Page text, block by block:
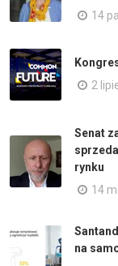
14
2
Senat
rynku
14
na